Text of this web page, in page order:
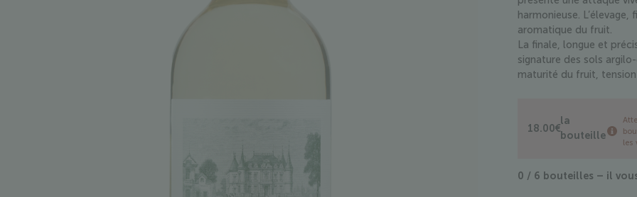
harmonieuse.
aromatique du fruit.
La finale, longue et
signature des sols
maturité du fruit,
18.00€
la
bouteille
les
0 / 6 bouteilles – il